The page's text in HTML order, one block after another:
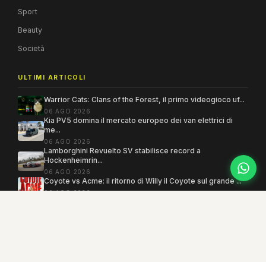
Sport
Beauty
Società
ULTIMI ARTICOLI
Warrior Cats: Clans of the Forest, il primo videogioco uf...
06 AGO 2026
Kia PV5 domina il mercato europeo dei van elettrici di
me...
06 AGO 2026
Lamborghini Revuelto SV stabilisce record a
Hockenheimrin...
06 AGO 2026
Coyote vs Acme: il ritorno di Willy il Coyote sul grande ...
06 AGO 2026